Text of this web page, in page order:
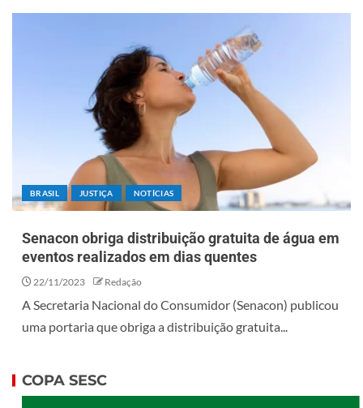
BRASIL JUSTIÇA NOTÍCIAS
Senacon obriga distribuição gratuita de água em
eventos realizados em dias quentes
22/11/2023 Redação
A Secretaria Nacional do Consumidor (Senacon) publicou
uma portaria que obriga a distribuição gratuita...
COPA SESC